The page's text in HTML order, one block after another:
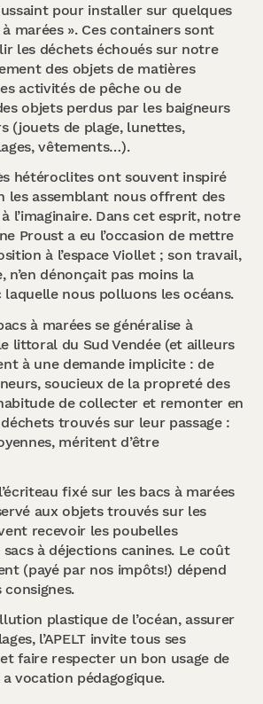
pour installer sur quelques
marées ». Ces containers sont
les déchets échoués sur notre
des objets de matières
activités de pêche ou de
objets perdus par les baigneurs
(jouets de plage, lunettes,
vêtements…).
hétéroclites ont souvent inspiré
les assemblant nous offrent des
l’imaginaire. Dans cet esprit, notre
Proust a eu l’occasion de mettre
à l’espace Viollet ; son travail,
dénonçait pas moins la
nous polluons les océans.
à marées se généralise à
littoral du Sud Vendée (et ailleurs
à une demande implicite : de
soucieux de la propreté des
de collecter et remonter en
trouvés sur leur passage :
méritent d’être
fixé sur les bacs à marées
aux objets trouvés sur les
recevoir les poubelles
à déjections canines. Le coût
(payé par nos impôts!) dépend
plastique de l’océan, assurer
l’APELT invite tous ses
faire respecter un bon usage de
vocation pédagogique.